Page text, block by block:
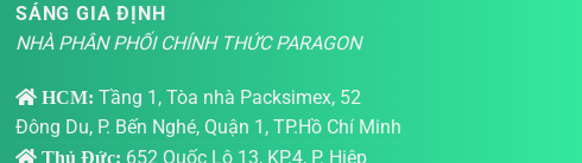
SÁNG GIA ĐỊNH
NHÀ PHÂN PHỐI CHÍNH THỨC PARAGON
HCM: Tầng 1, Tòa nhà Packsimex, 52
Đông Du, P. Bến Nghé, Quận 1, TP.Hồ Chí Minh
Thủ Đức: 652 Quốc Lộ 13, KP.4, P. Hiệp